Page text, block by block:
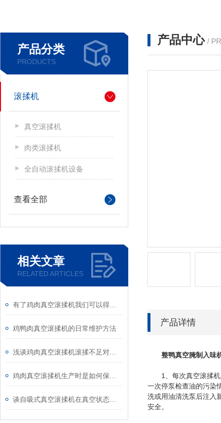
产品分类
PRODUCTS
滚揉机
真空滚揉机
肉类滚揉机
全自动滚揉机设备
查看全部
相关文章
RELATED ARTICLES
鸡鸭肉真空滚揉机的日常维护方法
产品中心 /
产品详情
整鸭真空腌制入味
1、每次真空滚揉机
一次停泵检查油的污染
洗或用油清洗泵后注入
安全。